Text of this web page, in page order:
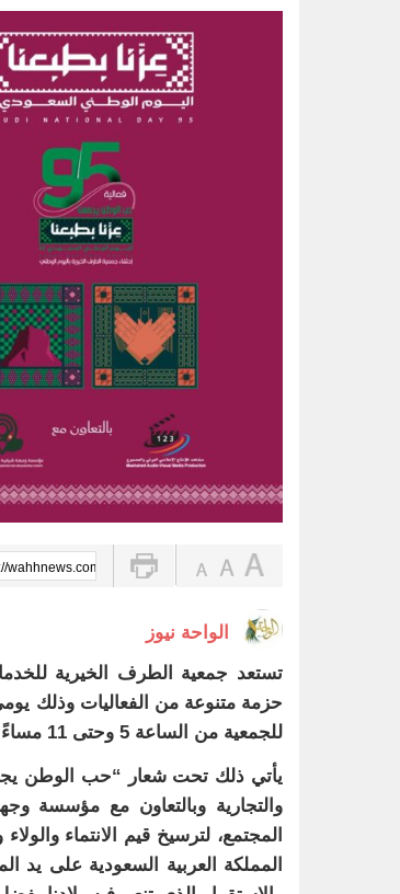
14 ألف زيارة ميدانية لتعزيز السلامة والالتزام بكود البناء في الأحساء
أمير الشرقية يطّلع
رسميا.. الكرواتي
عقب تداول مقطع
الحرارة تصل لـ 50 مئوية.. الإنذار البرتقالي بموجة حارة على الأحساء وعدة مدن بالشرقية
wahhnews.com/?p=85916
الواحة نيوز
للجمعية من الساعة 5 وحتى 11 مساءً.
يأتي ذلك تحت شعار “حب الوطن
والتجارية وبالتعاون مع مؤسسة
المجتمع، لترسيخ قيم الانتماء
المملكة العربية السعودية على يد